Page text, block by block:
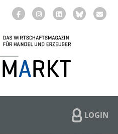
LOGIN